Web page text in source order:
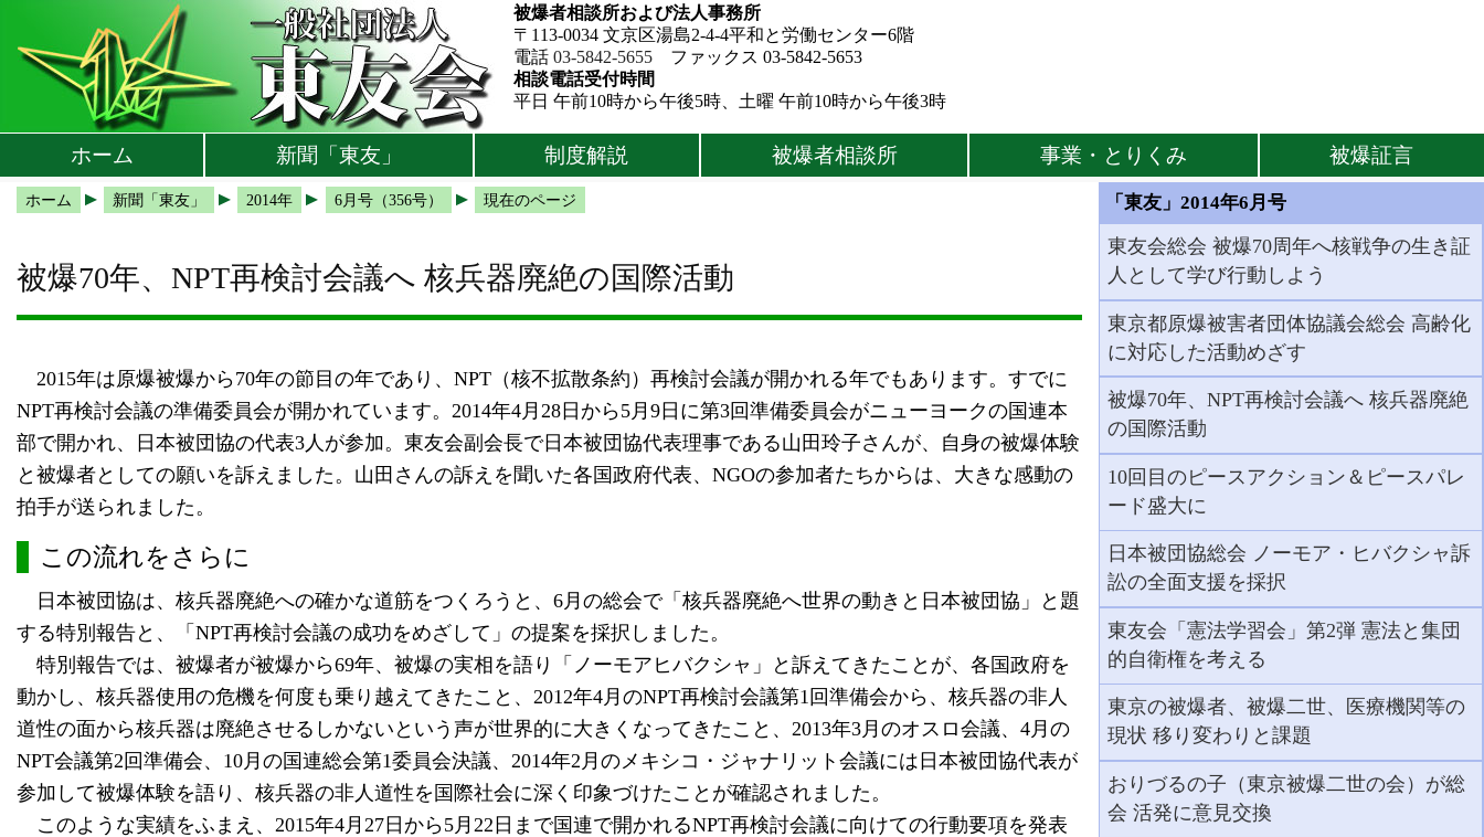
メインメニューへ
サブメニューへ
現在地ナビ（パンくずリスト）へ
被爆者相談所および法人事務所
〒113-0034 文京区湯島2-4-4平和と労働センター6階
電話 03-5842-5655 ファックス 03-5842-5653
相談電話受付時間
平日 午前10時から午後5時、土曜 午前10時から午後3時
ホーム 新聞「東友」 制度解説 被爆者相談所 事業・とりくみ 被爆証言
ホーム 新聞「東友」 2014年 6月号（356号） 現在のページ
被爆70年、NPT再検討会議へ 核兵器廃絶の国際活動
2015年は原爆被爆から70年の節目の年であり、NPT（核不拡散条約）再検討会議が開かれる年でもあります。すでに
NPT再検討会議の準備委員会が開かれています。2014年4月28日から5月9日に第3回準備委員会がニューヨークの国連本
部で開かれ、日本被団協の代表3人が参加。東友会副会長で日本被団協代表理事である山田玲子さんが、自身の被爆体験
と被爆者としての願いを訴えました。山田さんの訴えを聞いた各国政府代表、NGOの参加者たちからは、大きな感動の
拍手が送られました。
この流れをさらに
日本被団協は、核兵器廃絶への確かな道筋をつくろうと、6月の総会で「核兵器廃絶へ世界の動きと日本被団協」と題
する特別報告と、「NPT再検討会議の成功をめざして」の提案を採択しました。
特別報告では、被爆者が被爆から69年、被爆の実相を語り「ノーモアヒバクシャ」と訴えてきたことが、各国政府を
動かし、核兵器使用の危機を何度も乗り越えてきたこと、2012年4月のNPT再検討会議第1回準備会から、核兵器の非人
道性の面から核兵器は廃絶させるしかないという声が世界的に大きくなってきたこと、2013年3月のオスロ会議、4月の
NPT会議第2回準備会、10月の国連総会第1委員会決議、2014年2月のメキシコ・ジャナリット会議には日本被団協代表が
参加して被爆体験を語り、核兵器の非人道性を国際社会に深く印象づけたことが確認されました。
このような実績をふまえ、2015年4月27日から5月22日まで国連で開かれるNPT再検討会議に向けての行動要項を発表
「東友」2014年6月号
東友会総会 被爆70周年へ核戦争の生き証
人として学び行動しよう
東京都原爆被害者団体協議会総会 高齢化
に対応した活動めざす
被爆70年、NPT再検討会議へ 核兵器廃絶
の国際活動
10回目のピースアクション＆ピースパレ
ード盛大に
日本被団協総会 ノーモア・ヒバクシャ訴
訟の全面支援を採択
東友会「憲法学習会」第2弾 憲法と集団
的自衛権を考える
東京の被爆者、被爆二世、医療機関等の
現状 移り変わりと課題
おりづるの子（東京被爆二世の会）が総
会 活発に意見交換